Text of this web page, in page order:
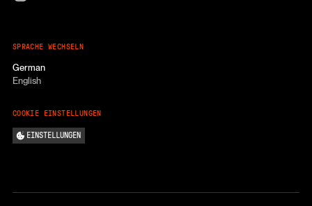
SPRACHE WECHSELN
German
English
COOKIE EINSTELLUNGEN
EINSTELLUNGEN